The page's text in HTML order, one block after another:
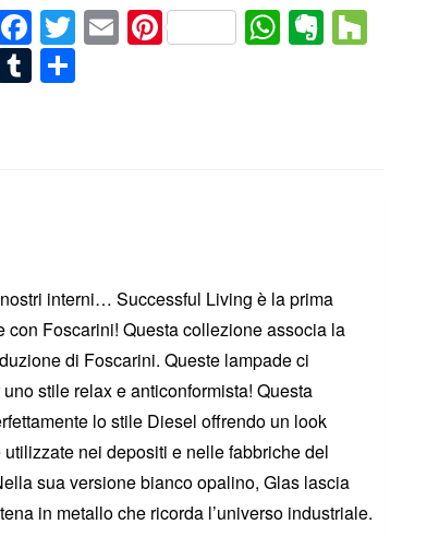
Facebook
Twitter
EmailPinterestWhatsApp
Evernote
Tumblr
interni… Successful Living è la prima
Foscarini! Questa collezione associa la
di Foscarini. Queste lampade ci
stile relax e anticonformista! Questa
lo stile Diesel offrendo un look
nei depositi e nelle fabbriche del
sua versione bianco opalino, Glas lascia
in metallo che ricorda l’universo industriale.